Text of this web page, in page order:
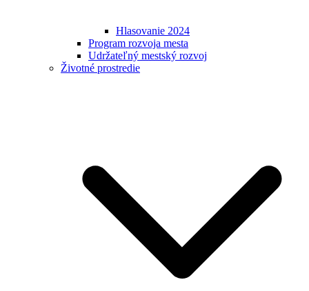
Hlasovanie 2024
Program rozvoja mesta
Udržateľný mestský rozvoj
Životné prostredie